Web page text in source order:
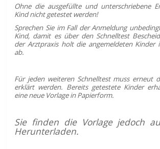
Ohne die ausgefüllte und unterschriebene
Kind nicht getestet werden!
Sprechen Sie im Fall der Anmeldung
Kind, damit es über den Schnelltest
der Arztpraxis holt die angemeldeten Kinder
ab.
Für jeden weiteren Schnelltest muss erneut
erklärt werden. Bereits getestete Kinder
eine neue Vorlage in Papierform.
Sie finden die Vorlage jedoch
Herunterladen.